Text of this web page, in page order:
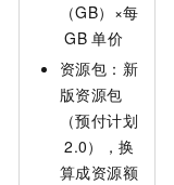
（GB）×每
GB 单价
资源包： 新
版资源包
（预付计划
2.0）
，换
算成资源额